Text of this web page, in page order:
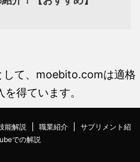
て、moebito.comは適格
得ています。
能解説 職業紹介
サプリメント紹
での解説